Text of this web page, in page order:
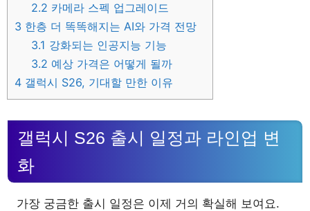
2.2 카메라 스펙 업그레이드
3 한층 더 똑똑해지는 AI와 가격 전망
3.1 강화되는 인공지능 기능
3.2 예상 가격은 어떻게 될까
4 갤럭시 S26, 기대할 만한 이유
갤럭시 S26 출시 일정과 라인업 변
화
가장 궁금한 출시 일정은 이제 거의 확실해 보여요.